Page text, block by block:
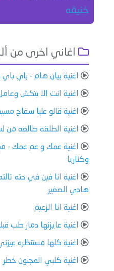
خنيقه
اغاني اخرى من
اغنية بيان هام - باي
اغنية انت الا بتكش
اغنية قالو عليا سفاح
اغنية الطلقه طالعه
اغنية عمك و عم عمك -
وكناريا
اغنية انا فين في حته
هادي الصغير
اغنية انا الزعيم
اغنية عايزنها دمار طب
اغنية كلها مستنظره
اغنية كلبي المجنون خطر